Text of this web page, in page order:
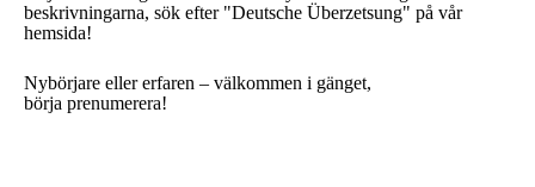
beskrivningarna, sök efter "Deutsche Überzetsung" på vår
hemsida!
Nybörjare eller erfaren – välkommen i gänget,
börja prenumerera!